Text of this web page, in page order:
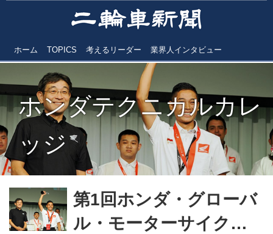
ホーム TOPICS 考えるリーダー 業界人インタビュー
ホンダテクニカルカレ
ッジ
第1回ホンダ・グローバ
ル・モーターサイク